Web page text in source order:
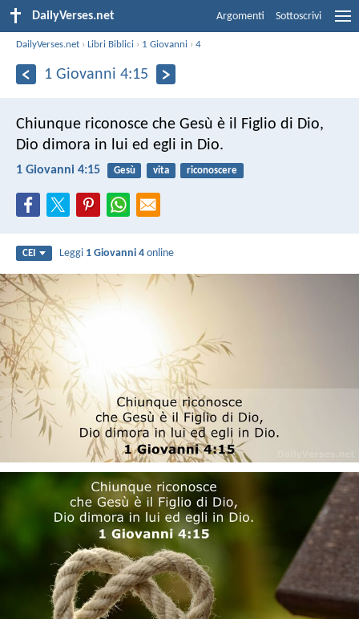
DailyVerses.net Argomenti Sottoscrivi
DailyVerses.net ›Libri Biblici › 1 Giovanni ›4
1 Giovanni 4:15
Chiunque riconosce che Gesù è il Figlio di Dio,
Dio dimora in lui ed egli in Dio.
1 Giovanni 4:15 Gesù vita riconoscere
CEI Leggi 1 Giovanni 4 online